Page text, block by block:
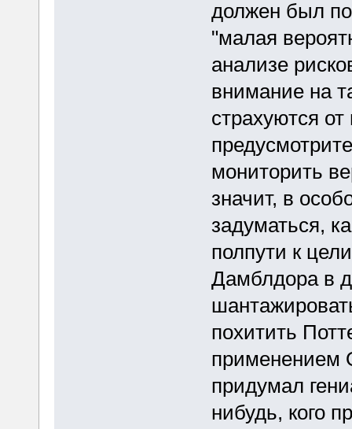
должен был
"малая
анализе
внимание на
страхуются
мониторить
значит, в
задуматься,
полпути к
Дамблдора в
похитить
применением
придумал
нибудь, кого